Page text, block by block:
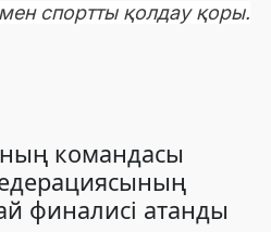
спортты қолдау қоры.
командасы
финалисі атанды